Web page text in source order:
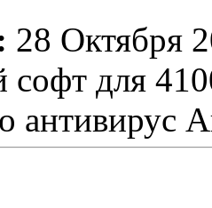
28 Октября
для
антивирус